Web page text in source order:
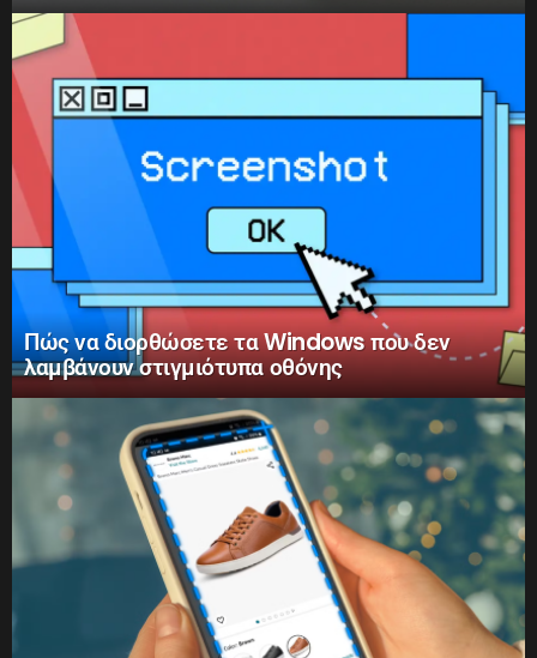
Πώς να διορθώσετε τα Windows που δεν
λαμβάνουν στιγμιότυπα οθόνης